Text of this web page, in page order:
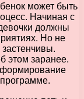
может быть
Начиная с
должны
Но не
этом заранее.